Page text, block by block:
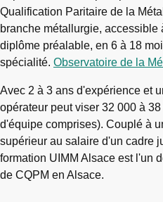
Qualification Paritaire de la
branche métallurgie, accessible
diplôme préalable, en 6 à 18
spécialité. Observatoire de la
Avec 2 à 3 ans d'expérience et
opérateur peut viser 32 000 à
d'équipe comprises). Couplé à
supérieur au salaire d'un cadre
formation UIMM Alsace est l'un
de CQPM en Alsace.